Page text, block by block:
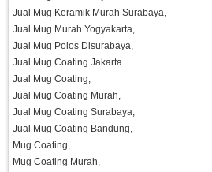
Jual Mug Keramik Murah Surabaya,
Jual Mug Murah Yogyakarta,
Jual Mug Polos Disurabaya,
Jual Mug Coating Jakarta
Jual Mug Coating,
Jual Mug Coating Murah,
Jual Mug Coating Surabaya,
Jual Mug Coating Bandung,
Mug Coating,
Mug Coating Murah,